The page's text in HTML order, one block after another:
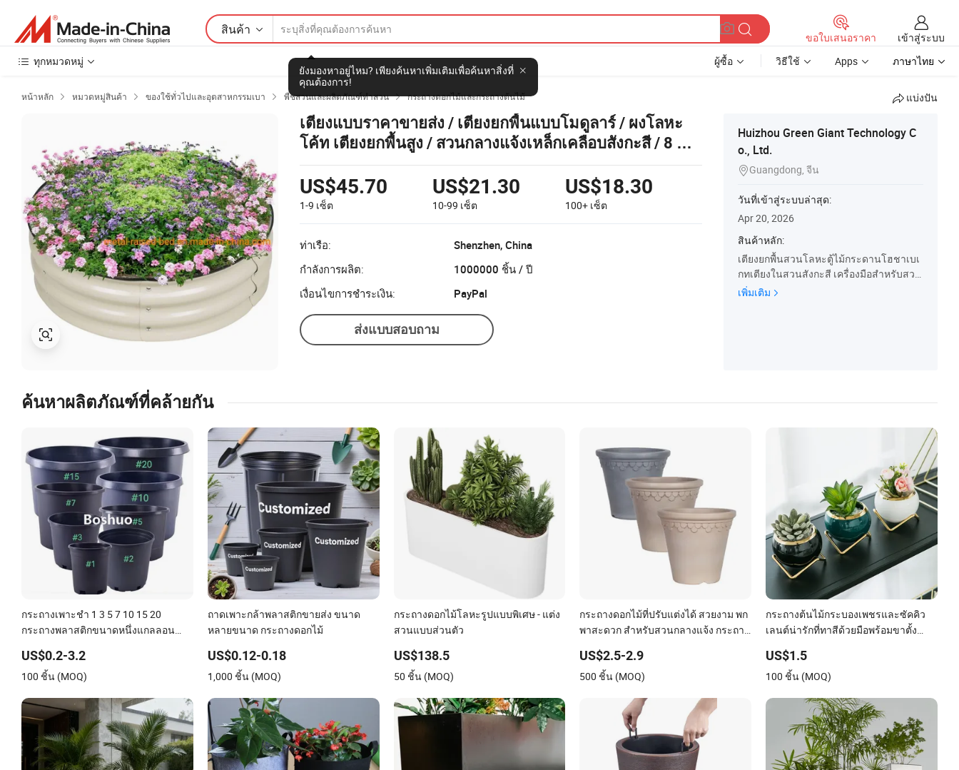
สินค้า
ยังมองหาอยู่ไหม? เพียงค้นหาเพิ่มเติมเพื่อค้นหาสิ่งที่
คุณต้องการ!
ขอใบเสนอราคา
เข้าสู่ระบบ
ทุกหมวดหมู่
ผู้ซื้อ วิธีใช้ Apps ภาษาไทย
หน้าหลัก  หมวดหมู่สินค้า  ของใช้ทั่วไปและอุตสาหกรรมเบา  พืชสวนและผลิตภัณฑ์ทำสวน  กระถางดอกไม้และกระถางต้นไม้ แบ่งปัน
เตียงแบบราคาขายส่ง / เตียงยกพื้นแบบโมดูลาร์ / ผงโลหะ
โค้ท เตียงยกพื้นสูง / สวนกลางแจ้งเหล็กเคลือบสังกะสี / 8 นิ้ว
กลม
US$45.70
1-9 เซ็ต
US$21.30
10-99 เซ็ต
US$18.30
100+ เซ็ต
ท่าเรือ:
Shenzhen, China
กำลังการผลิต:
1000000 ชิ้น / ปี
เงื่อนไขการชำระเงิน:
PayPal
ส่งแบบสอบถาม
Huizhou Green Giant Technology C
o., Ltd.
Guangdong, จีน
วันที่เข้าสู่ระบบล่าสุด:
Apr 20, 2026
สินค้าหลัก:
เตียงยกพื้นสวนโลหะตู้ไม้กระดานโฮชาเบเ
กทเตียงในสวนสังกะสี เครื่องมือสำหรับสวน
, รั้วผัก , หม้อดอกไม้
เพิ่มเติม
ค้นหาผลิตภัณฑ์ที่คล้ายกัน
กระถางเพาะชำ 1 3 5 7 10 15 20
กระถางพลาสติกขนาดหนึ่งแกลลอน
บลูเบอร์รี่และมะเดื่อ กระถางปลูกดอกไม้
ปลูกพืช กระถางระบายน้ำ 40L 35L
US$0.2-3.2
100 ชิ้น (MOQ)
ถาดเพาะกล้าพลาสติกขายส่ง ขนาด
หลายขนาด กระถางดอกไม้
US$0.12-0.18
1,000 ชิ้น (MOQ)
กระถางดอกไม้โลหะรูปแบบพิเศษ - แต่ง
สวนแบบส่วนตัว
US$138.5
50 ชิ้น (MOQ)
กระถางดอกไม้ที่ปรับแต่งได้ สวยงาม พก
พาสะดวก สำหรับสวนกลางแจ้ง กระถาง
US$2.5-2.9
500 ชิ้น (MOQ)
กระถางต้นไม้กระบองเพชรและซัคคิว
เลนต์น่ารักที่ทาสีด้วยมือพร้อมขาตั้ง
US$1.5
100 ชิ้น (MOQ)